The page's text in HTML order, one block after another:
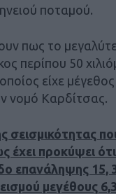
ποταμού.
πως το
περίπου 50
είχε
νομό Καρδίτσας.
σεισμικότητας
έχει προκύψει
επανάληψης 15,
μεγέθους